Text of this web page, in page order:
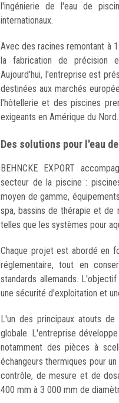
l'ingénierie de l'eau de
internationaux.
Avec des racines remontant à
la fabrication de précision
Aujourd'hui, l'entreprise est
destinées aux marchés
l'hôtellerie et des piscines
exigeants en Amérique du Nord.
Des solutions pour l'eau
BEHNCKE EXPORT
secteur de la piscine :
moyen de gamme,
spa, bassins de thérapie et de
telles que les systèmes pour
Chaque projet est abordé en
réglementaire, tout en
standards allemands.
une sécurité d'exploitation et
L'un des principaux atouts
globale. L'entreprise
notamment des pièces à
échangeurs thermiques pour
contrôle, de mesure et de
400 mm à 3 000 mm de